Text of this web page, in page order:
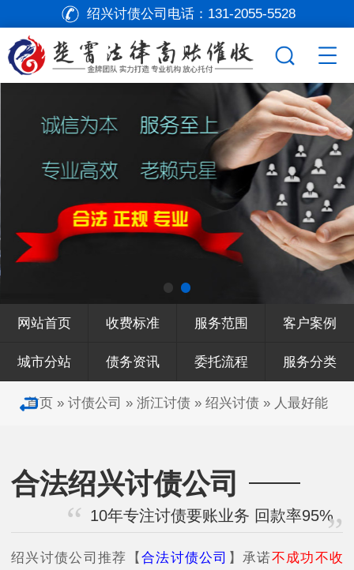
绍兴讨债公司电话： 131-2055-5528
网站首页 收费标准 服务范围 客户案例
城市分站 债务资讯 委托流程 服务分类
首页 » 讨债公司 » 浙江讨债 » 绍兴讨债 » 人最好能
合法绍兴讨债公司
10年专注讨债要账业务 回款率95%
绍兴讨债公司 推荐【 合法讨债公司 】承诺不成功不收